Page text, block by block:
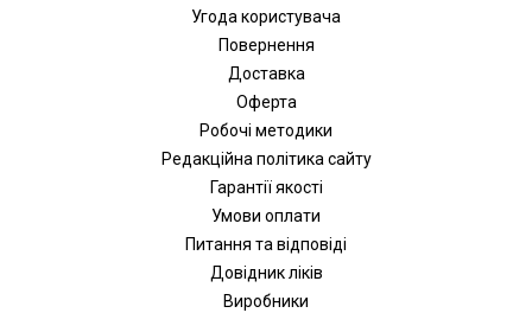
Угода користувача
Повернення
Доставка
Оферта
Робочі методики
Редакційна політика сайту
Гарантії якості
Умови оплати
Питання та відповіді
Довідник ліків
Виробники